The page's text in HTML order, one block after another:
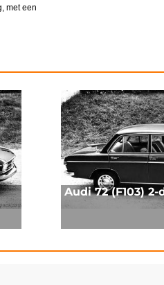
met een
Audi 72 (F103) 2-